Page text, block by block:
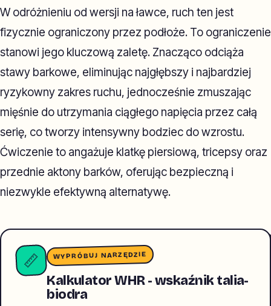
W odróżnieniu od wersji na ławce, ruch ten jest
fizycznie ograniczony przez podłoże. To ograniczenie
stanowi jego kluczową zaletę. Znacząco odciąża
stawy barkowe, eliminując najgłębszy i najbardziej
ryzykowny zakres ruchu, jednocześnie zmuszając
mięśnie do utrzymania ciągłego napięcia przez całą
serię, co tworzy intensywny bodziec do wzrostu.
Ćwiczenie to angażuje klatkę piersiową, tricepsy oraz
przednie aktony barków, oferując bezpieczną i
niezwykle efektywną alternatywę.
📏 WYPRÓBUJ NARZĘDZIE
Kalkulator WHR - wskaźnik talia-
biodra